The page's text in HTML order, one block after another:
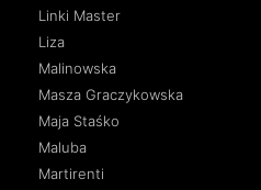
Linki Master
Liza
Malinowska
Masza Graczykowska
Maja Staśko
Maluba
Martirenti